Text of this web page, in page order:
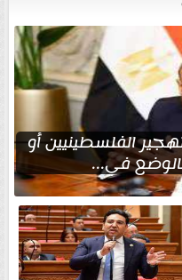
الفلسطينيين أو
في...